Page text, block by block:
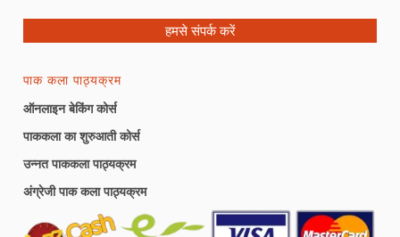
हमसे संपर्क करें
पाक कला पाठ्यक्रम
ऑनलाइन बेकिंग कोर्स
पाककला का शुरुआती कोर्स
उन्नत पाककला पाठ्यक्रम
अंग्रेजी पाक कला पाठ्यक्रम